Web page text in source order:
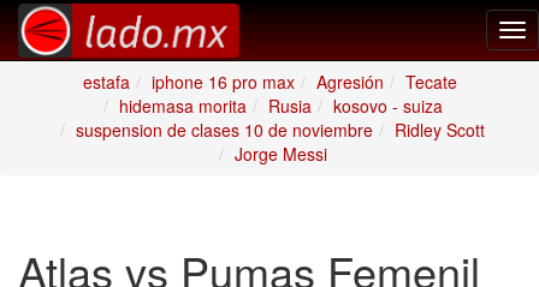
estafa
iphone 16 pro max Agresión
Tecate
hidemasa morita
Rusia
kosovo - suiza
suspension de clases 10 de noviembre
Ridley Scott
Jorge Messi
Atlas vs Pumas Femenil